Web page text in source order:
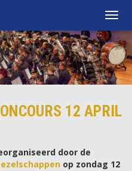
12 APRIL
door de
op zondag 12